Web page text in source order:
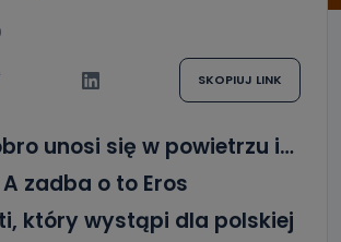
SKOPIUJ LINK
unosi się w powietrzu i…
zadba o to Eros
który wystąpi dla polskiej